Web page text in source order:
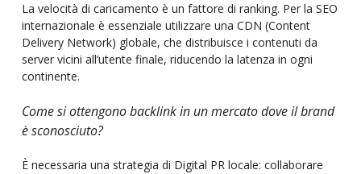
La velocità di caricamento è un fattore di ranking. Per la SEO
internazionale è essenziale utilizzare una CDN (Content
Delivery Network) globale, che distribuisce i contenuti da
server vicini all’utente finale, riducendo la latenza in ogni
continente.
Come si ottengono backlink in un mercato dove il brand
è sconosciuto?
È necessaria una strategia di Digital PR locale: collaborare